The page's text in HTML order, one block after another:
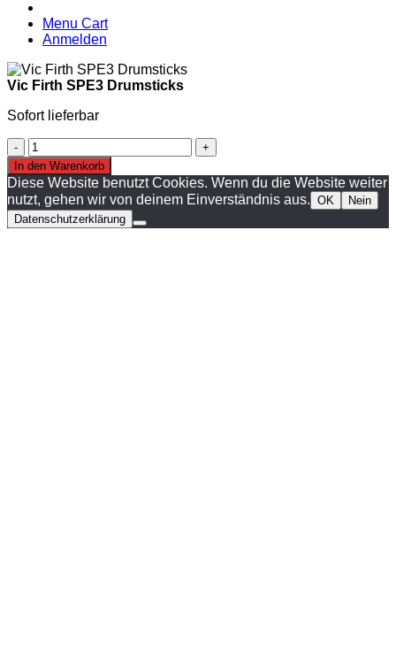
Menu Cart
Anmelden
Vic Firth SPE3 Drumsticks
Sofort lieferbar
Vic
Firth
SPE3
Drumsticks
Menge
In den Warenkorb
Diese Website benutzt Cookies. Wenn du die Website weiter
nutzt, gehen wir von deinem Einverständnis aus. OK
Nein
Datenschutzerklärung